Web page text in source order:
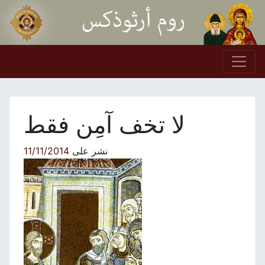
Skip to content
Main Navigation
لا تخف آمِن فقط
نشر على11/11/2014